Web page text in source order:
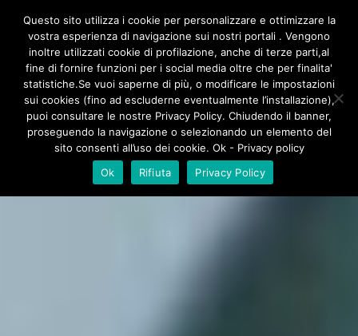
Questo sito utilizza i cookie per personalizzare e ottimizzare la
vostra esperienza di navigazione sui nostri portali . Vengono
inoltre utilizzati cookie di profilazione, anche di terze parti,al
fine di fornire funzioni per i social media oltre che per finalita'
statistiche.Se vuoi saperne di più, o modificare le impostazioni
sui cookies (fino ad escluderne eventualmente l’installazione),
puoi consultare le nostre Privacy Policy. Chiudendo il banner,
proseguendo la navigazione o selezionando un elemento del
sito consenti all’uso dei cookie. Ok - Privacy policy
Ok
Rifiuta Privacy Policy